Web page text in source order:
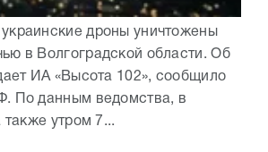
дроны уничтожены
в Волгоградской области. Об
ИА «Высота 102», сообщило
По данным ведомства, в
также утром 7...